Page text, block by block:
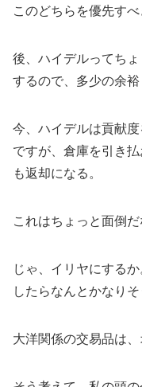
このどちらを優先す
後、ハイデルってち
するので、多少の余裕
今、ハイデルは貢献
ですが、倉庫を引き
も返却になる。
これはちょっと面倒だ
じゃ、イリヤにする
したらなんとかなりそ
大洋関係の交易品は、